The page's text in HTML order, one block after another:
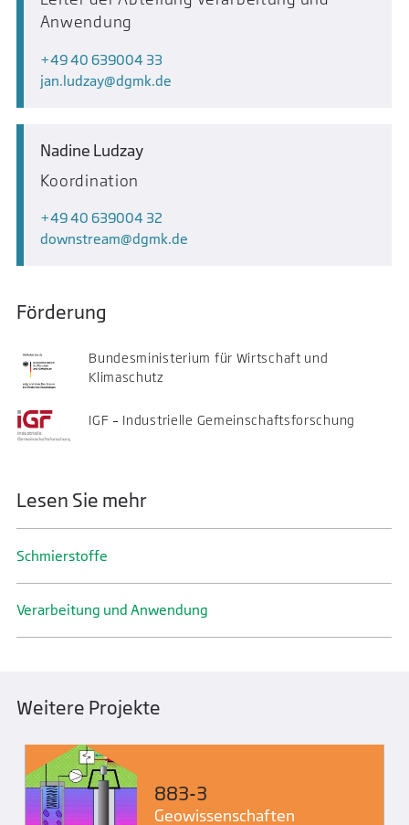
Anwendung
+49 40 639004 33
jan.ludzay
dgmk.de
Nadine Ludzay
Koordination
+49 40 639004 32
downstream
dgmk.de
Förderung
Bundesministerium für Wirtschaft und
Klimaschutz
IGF – Industrielle Gemeinschaftsforschung
Lesen Sie mehr
Schmier­stoffe
Verarbeitung und Anwendung
Weitere Projekte
883-3
Geo­wissenschaften